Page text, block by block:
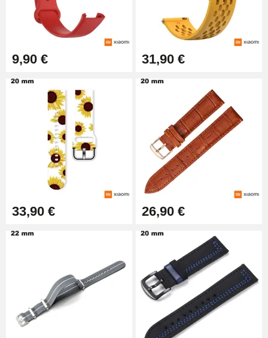
Extracteur de Bracelet de
Montre Facile
9,90 € 31,90 €
33,90 € 26,90 €